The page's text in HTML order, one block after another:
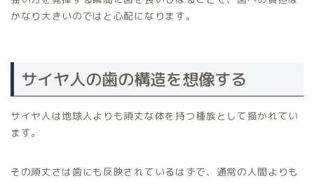
かなり大きいのではと心配になります。
サイヤ人の歯の構造を想像する
サイヤ人は地球人よりも頑丈な体を持つ種族として描かれてい
ます。
その頑丈さは歯にも反映されているはずで、通常の人間よりも